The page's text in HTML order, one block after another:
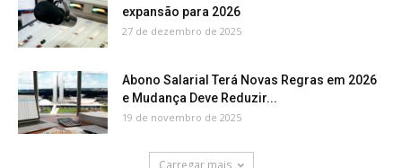
expansão para 2026
27 de dezembro de 2025
Abono Salarial Terá Novas Regras em 2026
e Mudança Deve Reduzir...
19 de novembro de 2025